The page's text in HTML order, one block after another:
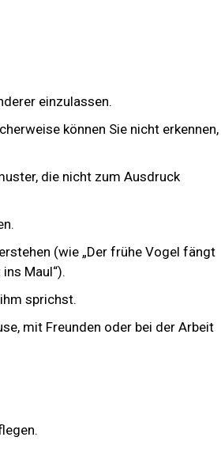
einzulassen.
können Sie nicht erkennen,
die nicht zum Ausdruck
(wie „Der frühe Vogel fängt
Maul“).
sprichst.
mit Freunden oder bei der Arbeit